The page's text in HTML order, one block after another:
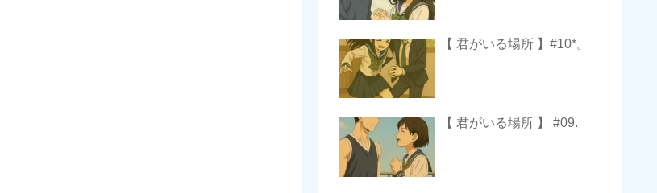
【 君がいる場所 】#10*。
【 君がいる場所 】 #09.